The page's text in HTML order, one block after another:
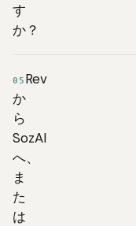
す
か？
05 Rev
か
ら
SozAI
へ、
ま
た
は